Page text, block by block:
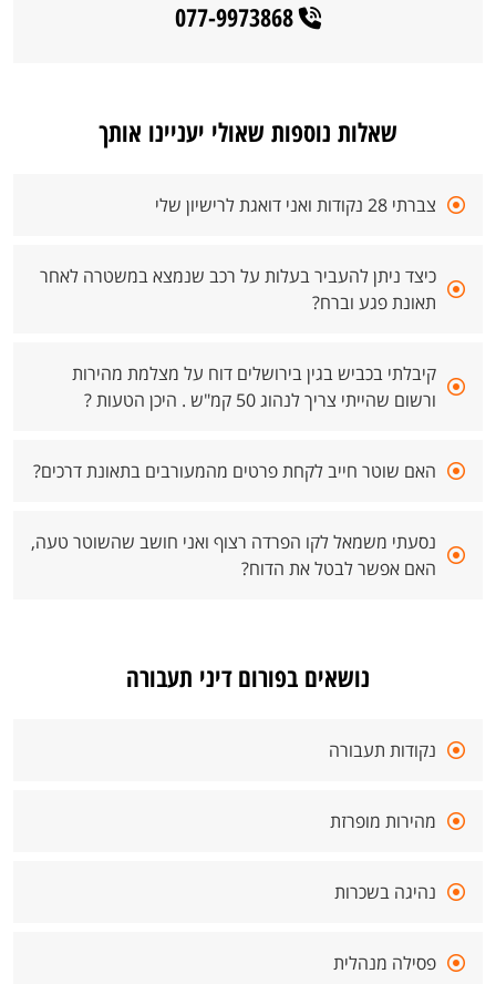
077-9973868
שאלות נוספות שאולי יעניינו אותך
צברתי 28 נקודות ואני דואגת לרישיון שלי
כיצד ניתן להעביר בעלות על רכב שנמצא במשטרה לאחר
תאונת פגע וברח?
קיבלתי בכביש בגין בירושלים דוח על מצלמת מהירות
ורשום שהייתי צריך לנהוג 50 קמ"ש . היכן הטעות ?
האם שוטר חייב לקחת פרטים מהמעורבים בתאונת דרכים?
נסעתי משמאל לקו הפרדה רצוף ואני חושב שהשוטר טעה,
האם אפשר לבטל את הדוח?
נושאים בפורום דיני תעבורה
נקודות תעבורה
מהירות מופרזת
נהיגה בשכרות
פסילה מנהלית